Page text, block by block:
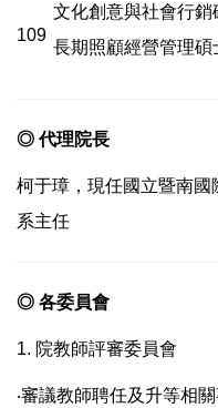
109
文化創意與社會行銷
長期照顧經營管理碩
◎代理院長
柯于璋，現任國立暨南
系主任
◎ 各委員會
1. 院教師評審委員會
‧審議教師聘任及升等相關